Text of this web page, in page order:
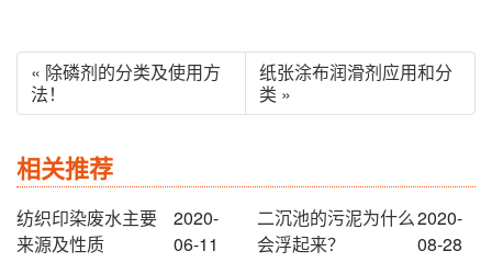
« 除磷剂的分类及使用方
法！
纸张涂布润滑剂应用和分
类 »
相关推荐
​纺织印染废水主要
来源及性质
2020-
06-11
二沉池的污泥为什么
会浮起来？
2020-
08-28